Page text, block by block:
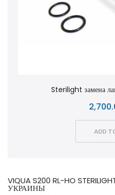
Sterilight замена
ADD
VIQUA S200 RL-HO
УКРАИНЫ